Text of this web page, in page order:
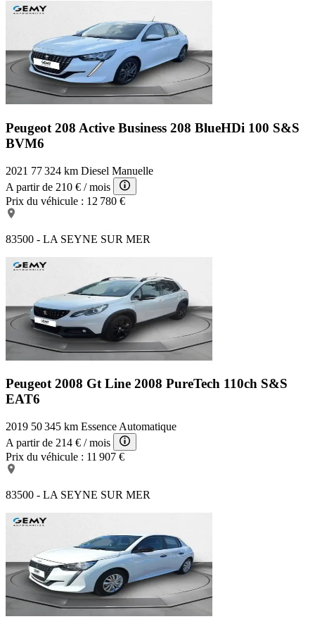
Peugeot 208 Active Business 208 BlueHDi 100 S&S
BVM6
2021 77 324 km Diesel Manuelle
A partir de 210 € / mois
Prix du véhicule : 12 780 €
83500 - LA SEYNE SUR MER
Peugeot 2008 Gt Line 2008 PureTech 110ch S&S
EAT6
2019 50 345 km Essence Automatique
A partir de 214 € / mois
Prix du véhicule : 11 907 €
83500 - LA SEYNE SUR MER